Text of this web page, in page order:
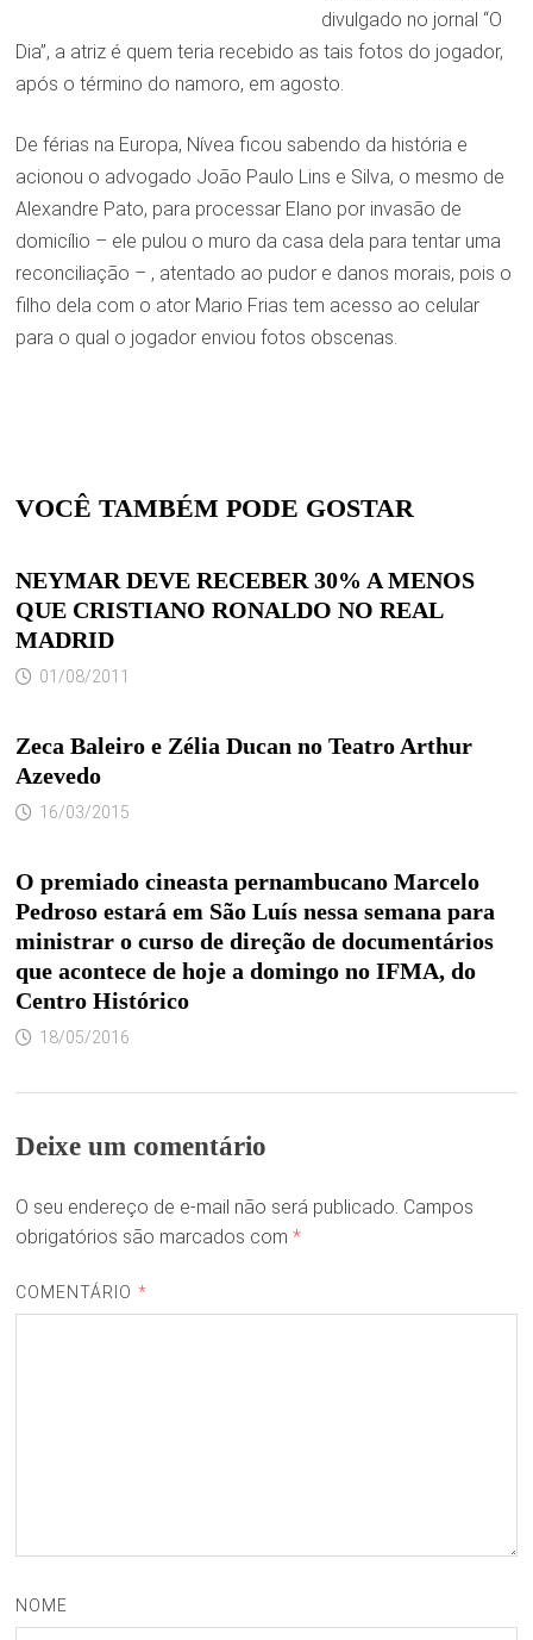
divulgado no jornal “O
Dia”, a atriz é quem teria recebido as tais fotos do jogador,
após o término do namoro, em agosto.
De férias na Europa, Nívea ficou sabendo da história e
acionou o advogado João Paulo Lins e Silva, o mesmo de
Alexandre Pato, para processar Elano por invasão de
domicílio – ele pulou o muro da casa dela para tentar uma
reconciliação – , atentado ao pudor e danos morais, pois o
filho dela com o ator Mario Frias tem acesso ao celular
para o qual o jogador enviou fotos obscenas.
VOCÊ TAMBÉM PODE GOSTAR
NEYMAR DEVE RECEBER 30% A MENOS
QUE CRISTIANO RONALDO NO REAL
MADRID
01/08/2011
Zeca Baleiro e Zélia Ducan no Teatro Arthur
Azevedo
16/03/2015
O premiado cineasta pernambucano Marcelo
Pedroso estará em São Luís nessa semana para
ministrar o curso de direção de documentários
que acontece de hoje a domingo no IFMA, do
Centro Histórico
18/05/2016
Deixe um comentário
O seu endereço de e-mail não será publicado. Campos
obrigatórios são marcados com *
COMENTÁRIO *
NOME